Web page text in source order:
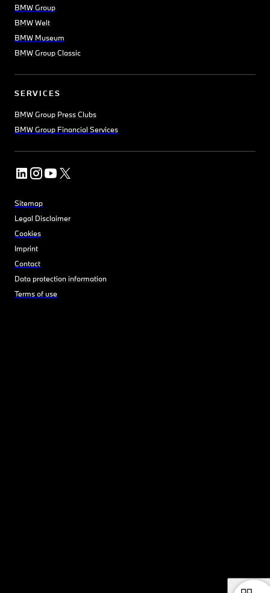
BMW Group
BMW Welt
BMW Museum
BMW Group Classic
SERVICES
BMW Group Press Clubs
BMW Group Financial Services
Sitemap
Legal Disclaimer
Cookies
Imprint
Contact
Data protection information
Terms of use